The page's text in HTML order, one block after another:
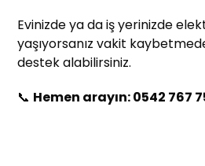
Evinizde ya da iş yerinizde
yaşıyorsanız vakit
destek alabilirsiniz.
📞 Hemen arayın: 0542 767